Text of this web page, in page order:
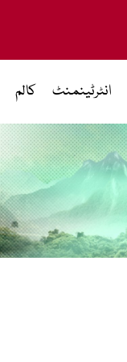
انٹرٹینمنٹ کالم